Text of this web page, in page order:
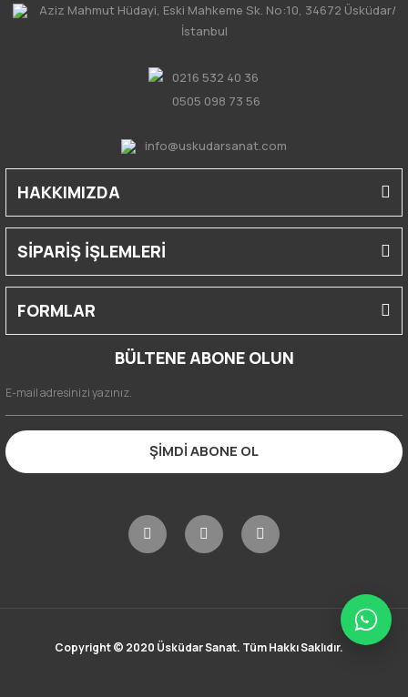
Aziz Mahmut Hüdayi, Eski Mahkeme Sk. No:10, 34672 Üsküdar/
İstanbul
0216 532 40 36
0505 098 73 56
info@uskudarsanat.com
HAKKIMIZDA
SİPARİŞ İŞLEMLERİ
FORMLAR
BÜLTENE ABONE OLUN
ŞİMDİ ABONE OL
Copyright © 2020 Üsküdar Sanat. Tüm Hakkı Saklıdır.